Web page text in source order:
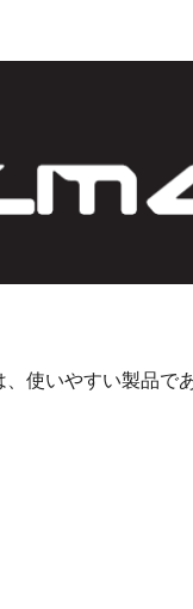
使いやすい製品で